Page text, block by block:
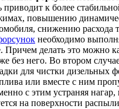
приводит к более
повышению
снижению расхода
необходимо
Причем делать это можно
без него. Во втором
для чистки дизельных
или вместе с ним
с этим устраняя нагар,
на поверхности